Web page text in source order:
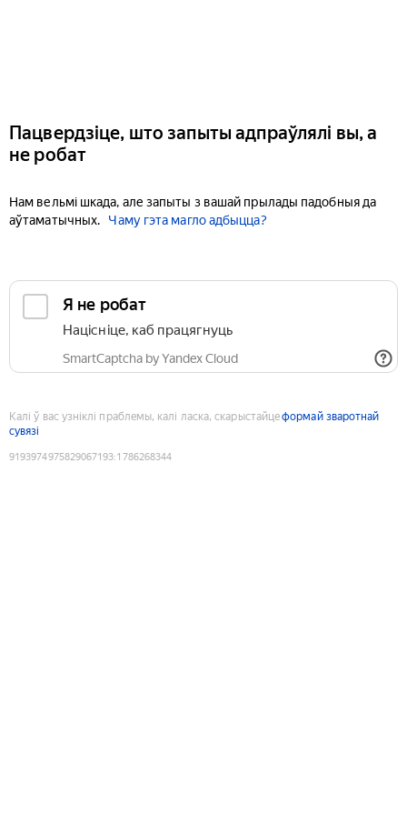
Пацвердзіце, што запыты адпраўлялі вы, а
не робат
Нам вельмі шкада, але запыты з вашай прылады падобныя да
аўтаматычных.
Чаму гэта магло адбыцца?
Я не робат
Націсніце, каб працягнуць
SmartCaptcha by Yandex Cloud
Калі ў вас узніклі праблемы, калі ласка, скарыстайцеформай зваротнай
сувязі
9193974975829067193:1786268344